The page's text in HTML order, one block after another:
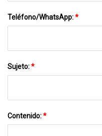
Teléfono/WhatsApp:*
Sujeto:*
Contenido:*